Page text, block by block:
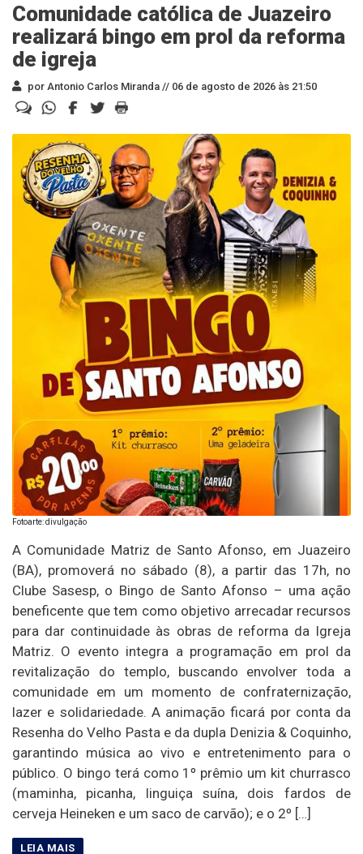
Comunidade católica de Juazeiro
realizará bingo em prol da reforma
de igreja
por Antonio Carlos Miranda // 06 de agosto de 2026 às 21:50
Fotoarte: divulgação
A Comunidade Matriz de Santo Afonso, em Juazeiro
(BA), promoverá no sábado (8), a partir das 17h, no
Clube Sasesp, o Bingo de Santo Afonso – uma ação
beneficente que tem como objetivo arrecadar recursos
para dar continuidade às obras de reforma da Igreja
Matriz. O evento integra a programação em prol da
revitalização do templo, buscando envolver toda a
comunidade em um momento de confraternização,
lazer e solidariedade. A animação ficará por conta da
Resenha do Velho Pasta e da dupla Denizia & Coquinho,
garantindo música ao vivo e entretenimento para o
público. O bingo terá como 1º prêmio um kit churrasco
(maminha, picanha, linguiça suína, dois fardos de
cerveja Heineken e um saco de carvão); e o 2º […]